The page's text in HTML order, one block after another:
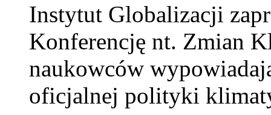
Instytut Globalizacji
Konferencję nt. Zmian
naukowców
oficjalnej polityki